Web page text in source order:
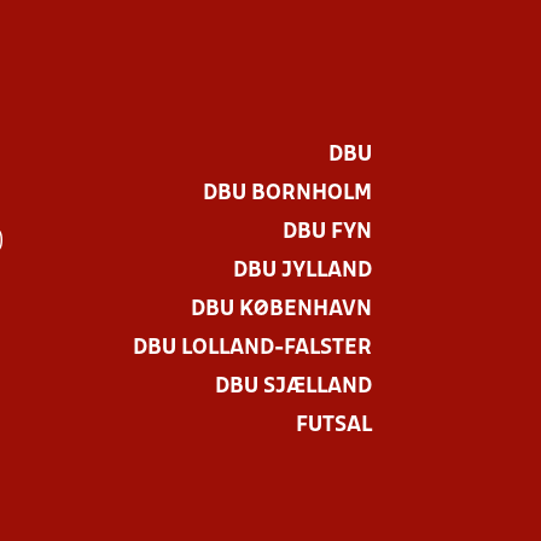
DBU
DBU BORNHOLM
DBU FYN
DBU JYLLAND
DBU KØBENHAVN
DBU LOLLAND-FALSTER
DBU SJÆLLAND
FUTSAL